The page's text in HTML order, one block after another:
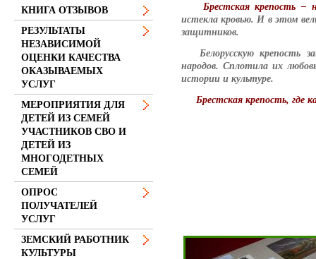
Брестская крепость –
истекла кровью. И в этом
защитников.
Белорусскую крепость
народов. Сплотила их
истории и культуре.
Брестская крепость,
КНИГА ОТЗЫВОВ
РЕЗУЛЬТАТЫ
НЕЗАВИСИМОЙ
ОЦЕНКИ КАЧЕСТВА
ОКАЗЫВАЕМЫХ
УСЛУГ
МЕРОПРИЯТИЯ ДЛЯ
ДЕТЕЙ ИЗ СЕМЕЙ
УЧАСТНИКОВ СВО И
ДЕТЕЙ ИЗ
МНОГОДЕТНЫХ
СЕМЕЙ
ОПРОС
ПОЛУЧАТЕЛЕЙ
УСЛУГ
ЗЕМСКИЙ РАБОТНИК
КУЛЬТУРЫ